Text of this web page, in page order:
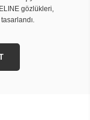
gözlükleri,